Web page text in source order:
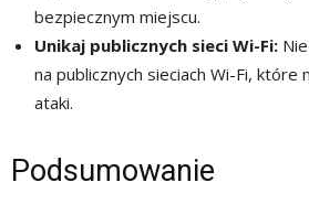
bezpiecznym miejscu.
Unikaj publicznych sieci Wi-Fi:
na publicznych sieciach Wi-Fi, które
ataki.
Podsumowanie